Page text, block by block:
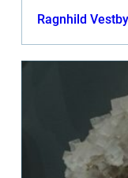
Ragnhild Vestby